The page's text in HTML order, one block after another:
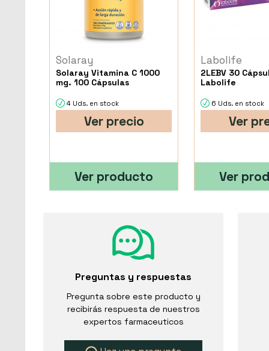
Solaray
Solaray Vitamina C 1000
mg. 100 Cápsulas
4 Uds. en stock
Ver precio
Ver producto
Labolife
2LEBV 30
Labolife
6 Uds. en stock
Ver
Ver
Preguntas y respuestas
Pregunta sobre este producto y
recibirás respuesta de nuestros
expertos farmaceuticos